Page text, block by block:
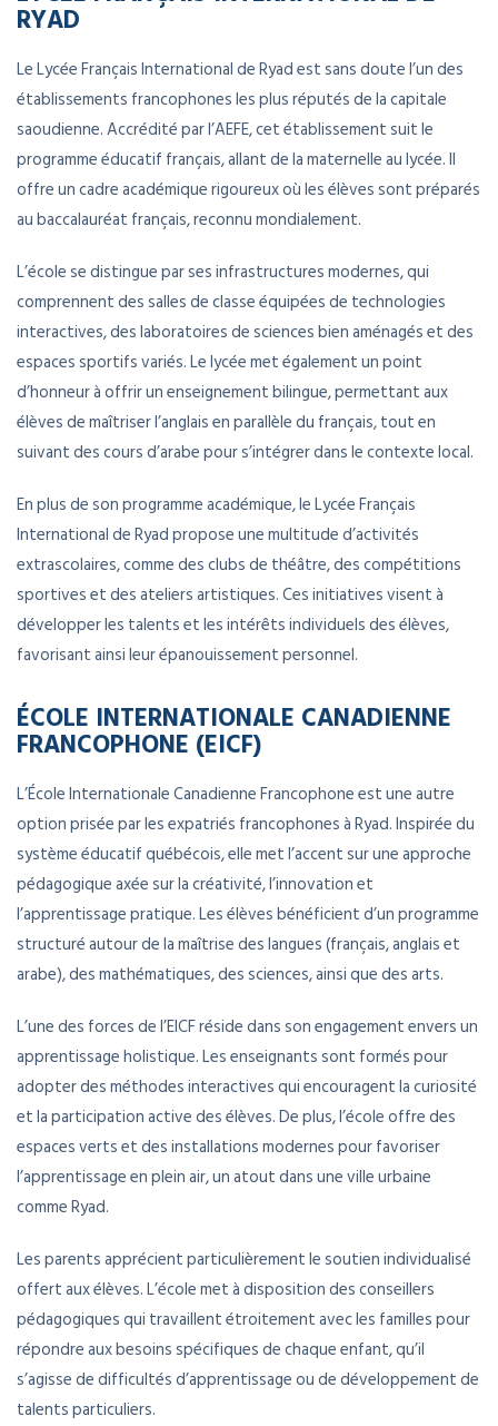
RYAD
Le Lycée Français International de Ryad est sans doute l’un des
établissements francophones les plus réputés de la capitale
saoudienne. Accrédité par l’AEFE, cet établissement suit le
programme éducatif français, allant de la maternelle au lycée. Il
offre un cadre académique rigoureux où les élèves sont préparés
au baccalauréat français, reconnu mondialement.
L’école se distingue par ses infrastructures modernes, qui
comprennent des salles de classe équipées de technologies
interactives, des laboratoires de sciences bien aménagés et des
espaces sportifs variés. Le lycée met également un point
d’honneur à offrir un enseignement bilingue, permettant aux
élèves de maîtriser l’anglais en parallèle du français, tout en
suivant des cours d’arabe pour s’intégrer dans le contexte local.
En plus de son programme académique, le Lycée Français
International de Ryad propose une multitude d’activités
extrascolaires, comme des clubs de théâtre, des compétitions
sportives et des ateliers artistiques. Ces initiatives visent à
développer les talents et les intérêts individuels des élèves,
favorisant ainsi leur épanouissement personnel.
ÉCOLE INTERNATIONALE CANADIENNE
FRANCOPHONE (EICF)
L’École Internationale Canadienne Francophone est une autre
option prisée par les expatriés francophones à Ryad. Inspirée du
système éducatif québécois, elle met l’accent sur une approche
pédagogique axée sur la créativité, l’innovation et
l’apprentissage pratique. Les élèves bénéficient d’un programme
structuré autour de la maîtrise des langues (français, anglais et
arabe), des mathématiques, des sciences, ainsi que des arts.
L’une des forces de l’EICF réside dans son engagement envers un
apprentissage holistique. Les enseignants sont formés pour
adopter des méthodes interactives qui encouragent la curiosité
et la participation active des élèves. De plus, l’école offre des
espaces verts et des installations modernes pour favoriser
l’apprentissage en plein air, un atout dans une ville urbaine
comme Ryad.
Les parents apprécient particulièrement le soutien individualisé
offert aux élèves. L’école met à disposition des conseillers
pédagogiques qui travaillent étroitement avec les familles pour
répondre aux besoins spécifiques de chaque enfant, qu’il
s’agisse de difficultés d’apprentissage ou de développement de
talents particuliers.